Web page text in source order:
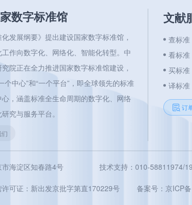
数字标准馆
化发展纲要》提出建设国家数字标准馆，
作向数字化、网络化、智能化转型。中
院正在全力推进国家数字标准馆建设，
个中心”和“一个平台”，即全球领先的标准
，涵盖标准全生命周期的数字化、网络
究与服务平台。
文献
查标准
看标准
买标准
译标准
订
海淀区知春路4号 技术支持：010-58811974/
许可证：新出发京批字第直170229号 备案号： 京ICP